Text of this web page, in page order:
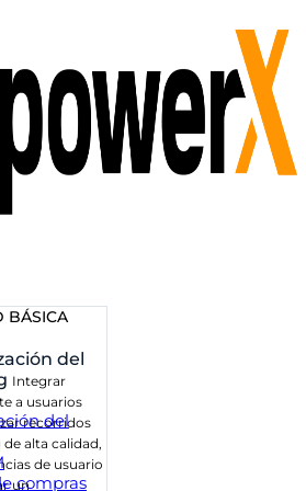
BÁSICA
del
Integrar
a usuarios
recorridos
alta calidad,
de usuario
un
del
compras